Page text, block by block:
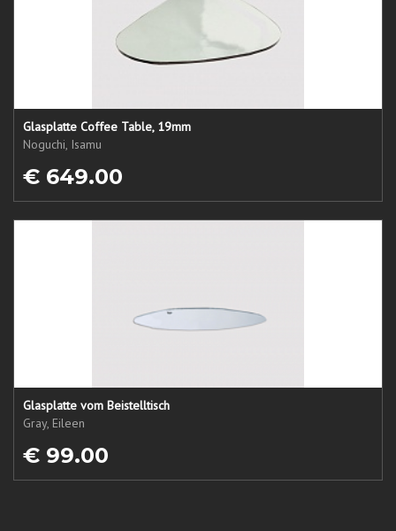
Glasplatte Coffee Table, 19mm
Noguchi, Isamu
€ 649.00
Glasplatte vom Beistelltisch
Gray, Eileen
€ 99.00